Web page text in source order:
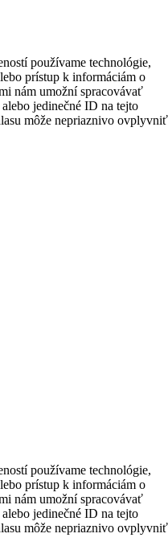
používame technológie,
prístup k informáciám o
nám umožní spracovávať
jedinečné ID na tejto
môže nepriaznivo ovplyvniť
používame technológie,
prístup k informáciám o
nám umožní spracovávať
jedinečné ID na tejto
môže nepriaznivo ovplyvniť